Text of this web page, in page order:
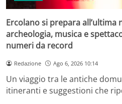
Ercolano si prepara all’ultima
archeologia, musica e
numeri da record
Redazione Ago 6, 2026 10:14
Un viaggio tra le antiche
itineranti e suggestioni che